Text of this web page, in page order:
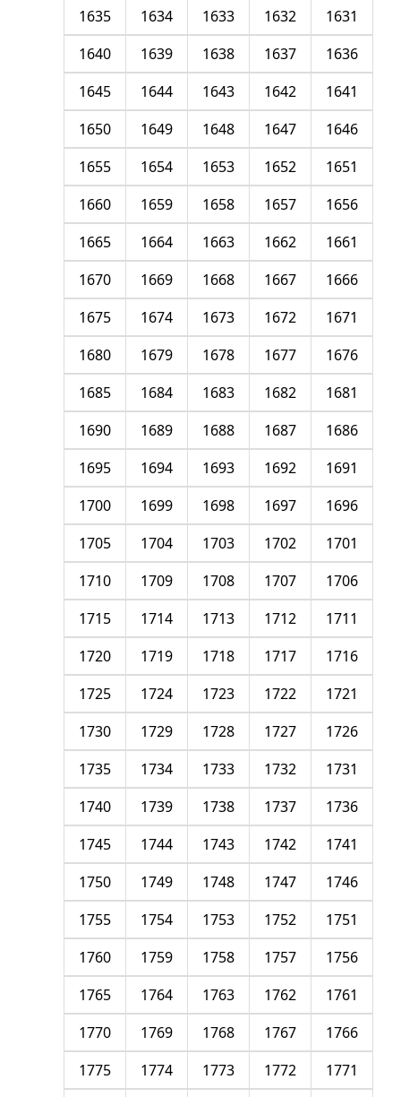
1631
1632
1633
1634
1635
1636
1637
1638
1639
1640
1641
1642
1643
1644
1645
1646
1647
1648
1649
1650
1651
1652
1653
1654
1655
1656
1657
1658
1659
1660
1661
1662
1663
1664
1665
1666
1667
1668
1669
1670
1671
1672
1673
1674
1675
1676
1677
1678
1679
1680
1681
1682
1683
1684
1685
1686
1687
1688
1689
1690
1691
1692
1693
1694
1695
1696
1697
1698
1699
1700
1701
1702
1703
1704
1705
1706
1707
1708
1709
1710
1711
1712
1713
1714
1715
1716
1717
1718
1719
1720
1721
1722
1723
1724
1725
1726
1727
1728
1729
1730
1731
1732
1733
1734
1735
1736
1737
1738
1739
1740
1741
1742
1743
1744
1745
1746
1747
1748
1749
1750
1751
1752
1753
1754
1755
1756
1757
1758
1759
1760
1761
1762
1763
1764
1765
1766
1767
1768
1769
1770
1771
1772
1773
1774
1775